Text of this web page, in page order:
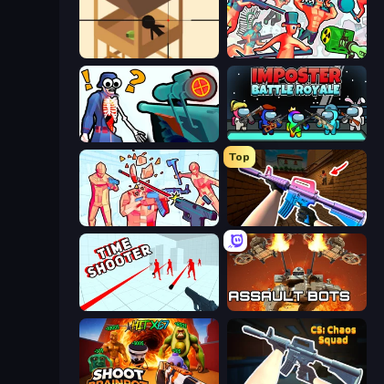
Elite Sniper Funny Shooter 2
Sniper Shot: Bullet Time Imposter Battle Royale
Time Shooter 2
Top
KS Z
Time Shooter Assault Bots